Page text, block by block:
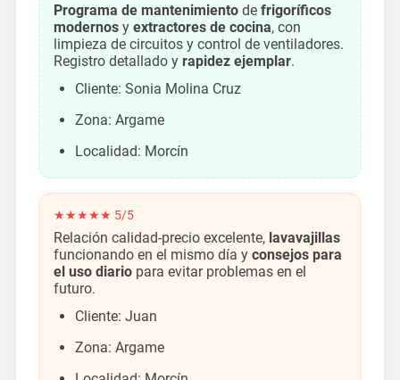
Programa de mantenimientode frigoríficos
modernosy extractores de cocina, con
limpieza de circuitos y control de ventiladores.
Registro detallado y rapidez ejemplar.
Cliente: Sonia Molina Cruz
Zona: Argame
Localidad: Morcín
★★★★★ 5/5
Relación calidad-precio excelente, lavavajillas
funcionando en el mismo día y consejos para
el uso diariopara evitar problemas en el
futuro.
Cliente: Juan
Zona: Argame